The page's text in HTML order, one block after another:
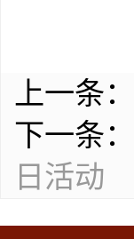
上一条：
下一条：
日活动